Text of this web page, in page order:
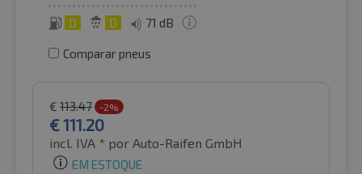
D D 71 dB
Comparar pneus
€ 113.47 -2%
€111.20
incl. IVA * por Auto-Raifen GmbH
EM ESTOQUE